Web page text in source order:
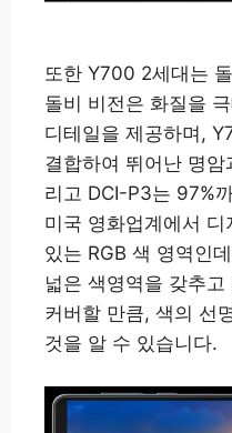
또한 Y700 2세대는
돌비 비전은 화질을
디테일을 제공하며,
결합하여 뛰어난 명
리고 DCI-P3는 97%
미국 영화업계에서
있는 RGB 색 영역인
넓은 색영역을 갖추
커버할 만큼, 색의 선
것을 알 수 있습니다.